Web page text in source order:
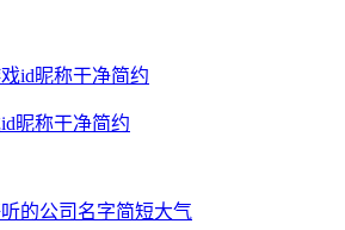
昵称干净简约